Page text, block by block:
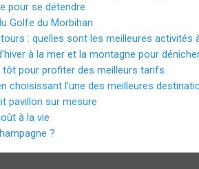
pour se détendre
Golfe du Morbihan
: quelles sont les meilleures activités
à la mer et la montagne pour
tôt pour profiter des meilleurs tarifs
choisissant l’une des meilleures
pavillon sur mesure
à la vie
?